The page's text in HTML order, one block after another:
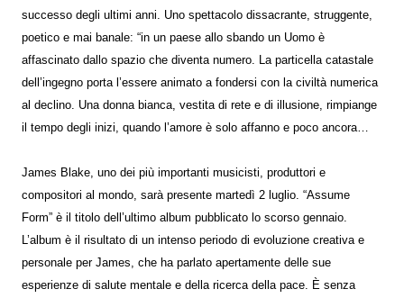
successo degli ultimi anni. Uno spettacolo dissacrante, struggente,
poetico e mai banale: “in un paese allo sbando un Uomo è
affascinato dallo spazio che diventa numero. La particella catastale
dell’ingegno porta l’essere animato a fondersi con la civiltà numerica
al declino. Una donna bianca, vestita di rete e di illusione, rimpiange
il tempo degli inizi, quando l’amore è solo affanno e poco ancora…
James Blake, uno dei più importanti musicisti, produttori e
compositori al mondo, sarà presente martedì 2 luglio. “Assume
Form” è il titolo dell’ultimo album pubblicato lo scorso gennaio.
L’album è il risultato di un intenso periodo di evoluzione creativa e
personale per James, che ha parlato apertamente delle sue
esperienze di salute mentale e della ricerca della pace. È senza